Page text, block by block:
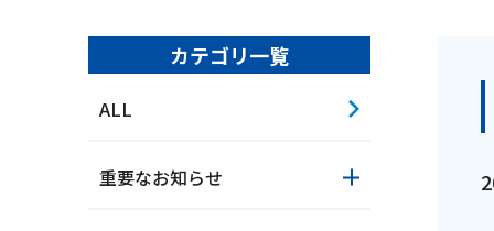
カテゴリ一覧
ALL
重要なお知らせ